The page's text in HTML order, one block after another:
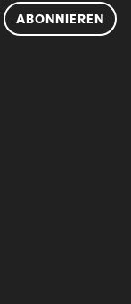
ABONNIEREN